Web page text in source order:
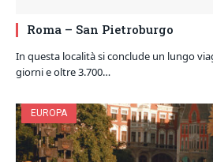
Roma – San Pietroburgo
In questa località si conclude un lungo
giorni e oltre 3.700…
EUROPA